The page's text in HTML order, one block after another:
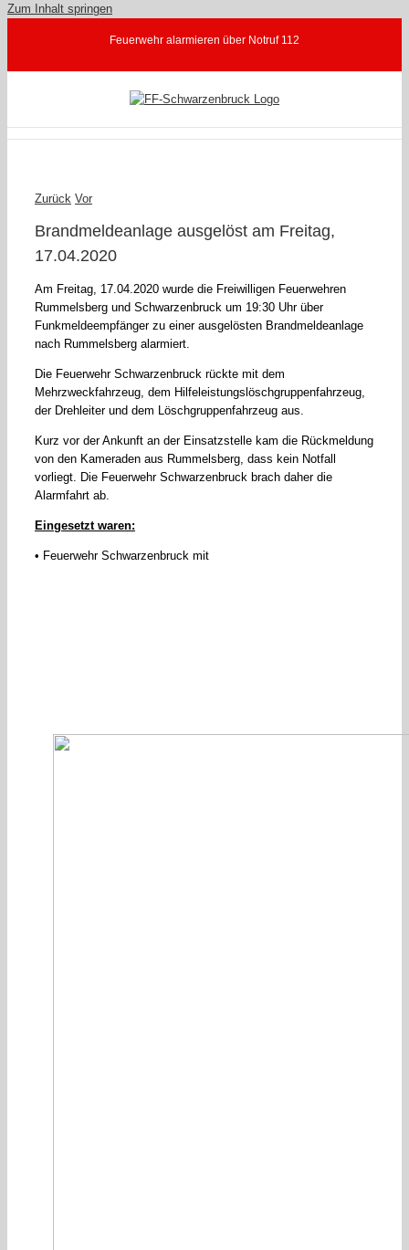
Zum Inhalt springen
Feuerwehr alarmieren über Notruf 112
Zurück Vor
Brandmeldeanlage ausgelöst am Freitag,
17.04.2020
Am Freitag, 17.04.2020 wurde die Freiwilligen Feuerwehren
Rummelsberg und Schwarzenbruck um 19:30 Uhr über
Funkmeldeempfänger zu einer ausgelösten Brandmeldeanlage
nach Rummelsberg alarmiert.
Die Feuerwehr Schwarzenbruck rückte mit dem
Mehrzweckfahrzeug, dem Hilfeleistungslöschgruppenfahrzeug,
der Drehleiter und dem Löschgruppenfahrzeug aus.
Kurz vor der Ankunft an der Einsatzstelle kam die Rückmeldung
von den Kameraden aus Rummelsberg, dass kein Notfall
vorliegt. Die Feuerwehr Schwarzenbruck brach daher die
Alarmfahrt ab.
Eingesetzt waren:
• Feuerwehr Schwarzenbruck mit